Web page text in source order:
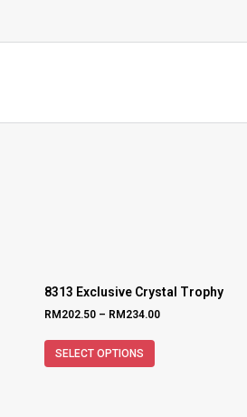
8313 Exclusive Crystal Trophy
RM 202.50 – RM 234.00
SELECT OPTIONS